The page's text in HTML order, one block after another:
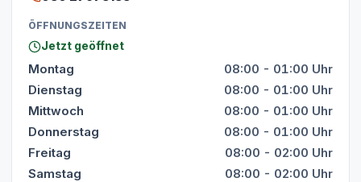
ÖFFNUNGSZEITEN
Jetzt geöffnet
Montag
08:00 - 01:00 Uhr
Dienstag
08:00 - 01:00 Uhr
Mittwoch
08:00 - 01:00 Uhr
Donnerstag
08:00 - 01:00 Uhr
Freitag
08:00 - 02:00 Uhr
Samstag
08:00 - 02:00 Uhr